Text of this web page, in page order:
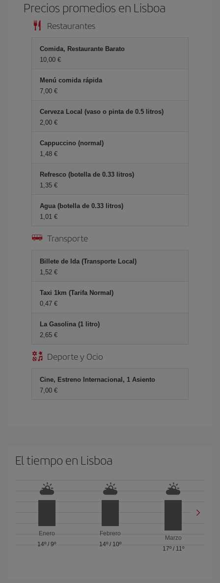
Precios promedios en Lisboa
Restaurantes
Comida, Restaurante Barato
10,00 €
Menú comida rápida
7,00 €
Cerveza Local (vaso o pinta de 0.5 litros)
2,00 €
Cappuccino (normal)
1,48 €
Refresco (botella de 0.33 litros)
1,35 €
Agua (botella de 0.33 litros)
1,01 €
Transporte
Billete de Ida (Transporte Local)
1,52 €
Taxi 1km (Tarifa Normal)
0,47 €
La Gasolina (1 litro)
2,65 €
Deporte y Ocio
Cine, Estreno Internacional, 1 Asiento
7,00 €
El tiempo en Lisboa
Enero
14º /9º
Febrero
14º/ 10º
Marzo
17º/ 11º